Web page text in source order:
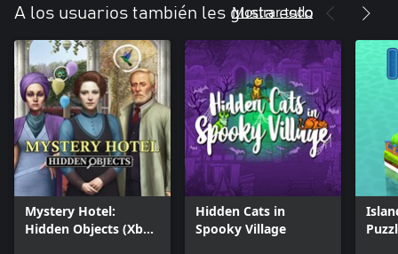
A los usuarios también les gusta esto
Mostrar todo
Mystery Hotel:
Hidden Objects (Xbox
Hidden Cats in
Spooky Village